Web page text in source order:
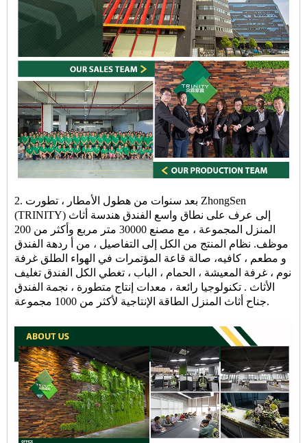
2. بعد سنوات من هطول الأمطار ، تطورت ZhongSen
(TRINITY) إلى عرف على نطاق واسع الفندق هندسة أثاث
المنزل
المجموعة ، مع مصنع 30000 متر مربع وأكثر من 200
موظف. نظام المنتج من الكل إلى التفاصيل ، من أ
ردهة الفندق
و مطعم ، كافيه، صالة قاعة المؤتمرات في الهواء الطلق غرفة
نوم ، غرفة المعيشة ، الحمام ، الباب ، تغطي الكل الفندق تغليف
الأثاث . تكنولوجيا رائعة ، معدات إنتاج متطورة ، نجمة الفندق
جناح أثاث المنزل الطاقة الإنتاجية لأكثر من 1000 مجموعة.